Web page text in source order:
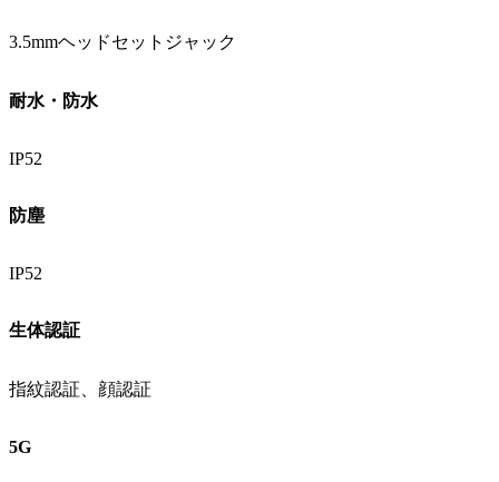
3.5mmヘッドセットジャック
耐水・防水
IP52
防塵
IP52
生体認証
指紋認証、顔認証
5G